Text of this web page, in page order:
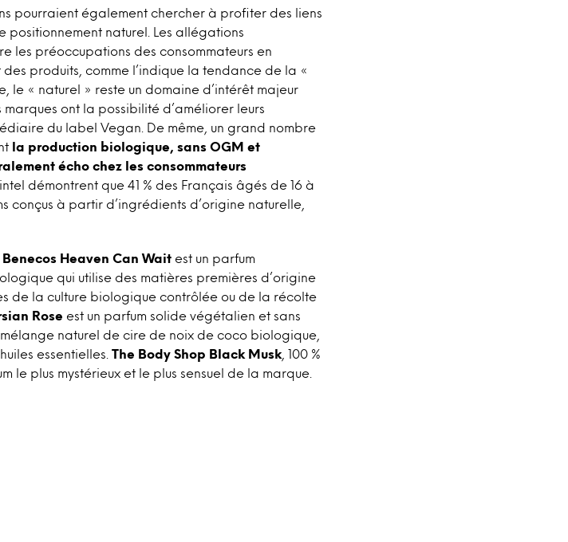
pourraient également chercher à profiter des liens
positionnement naturel. Les allégations
les préoccupations des consommateurs en
produits, comme l’indique la tendance de la «
le « naturel » reste un domaine d’intérêt majeur
ont la possibilité d’améliorer leurs
du label Vegan. De même, un grand nombre
la production biologique, sans OGM et
écho chez les consommateurs
démontrent que 41 % des Français âgés de 16 à
conçus à partir d’ingrédients d’origine naturelle,
Benecos Heaven Can Wait est un parfum
qui utilise des matières premières d’origine
de la culture biologique contrôlée ou de la récolte
Rose est un parfum solide végétalien et sans
naturel de cire de noix de coco biologique,
essentielles. The Body Shop Black Musk
100 %
le plus mystérieux et le plus sensuel de la marque.